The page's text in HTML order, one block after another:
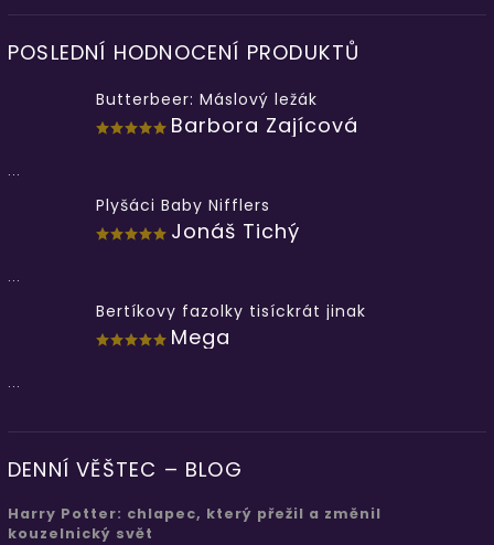
POSLEDNÍ HODNOCENÍ PRODUKTŮ
Butterbeer: Máslový ležák
Barbora Zajícová
...
Plyšáci Baby Nifflers
Jonáš Tichý
...
Bertíkovy fazolky tisíckrát jinak
Mega
...
DENNÍ VĚŠTEC – BLOG
Harry Potter: chlapec, který přežil a změnil
kouzelnický svět